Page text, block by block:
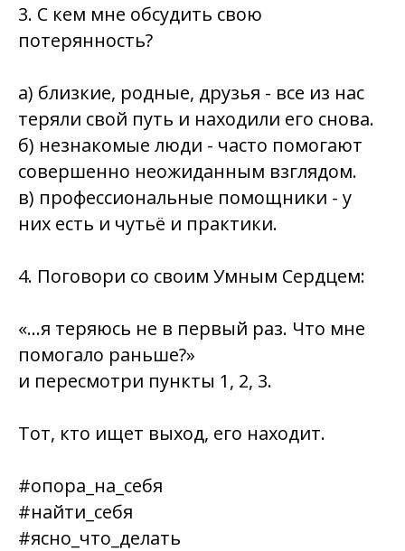
3. С кем мне обсудить свою
потерянность?
а) близкие, родные, друзья - все из нас
теряли свой путь и находили его снова.
б) незнакомые люди - часто помогают
совершенно неожиданным взглядом.
в) профессиональные помощники - у
них есть и чутьё и практики.
4. Поговори со своим Умным Сердцем:
«…я теряюсь не в первый раз. Что мне
помогало раньше?»
и пересмотри пункты 1, 2, 3.
Тот, кто ищет выход, его находит.
#опора_на_себя
#найти_себя
#ясно_что_делать